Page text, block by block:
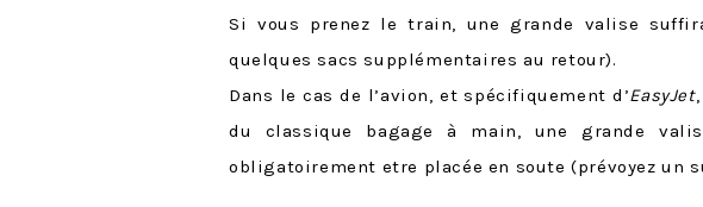
Si vous prenez le train, une grande valise
quelques sacs supplémentaires au retour).
Dans le cas de l’avion, et spécifiquement d’EasyJet
du classique bagage à main, une grande
obligatoirement etre placée en soute (prévoyez un